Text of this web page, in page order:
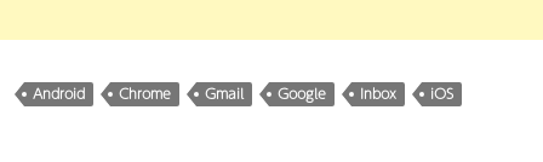
Android Chrome Gmail Google Inbox iOS